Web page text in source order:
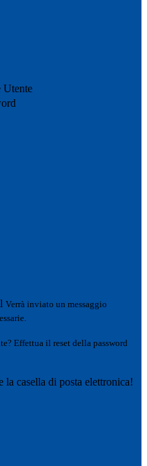
Utente
Verrà inviato un messaggio
Effettua il reset della password
casella di posta elettronica!